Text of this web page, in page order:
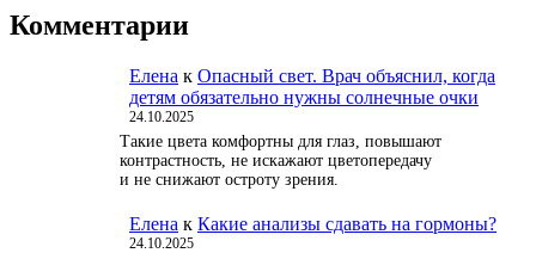
Комментарии
Елена к Опасный свет. Врач объяснил, когда
детям обязательно нужны солнечные очки
24.10.2025
Такие цвета комфортны для глаз, повышают
контрастность, не искажают цветопередачу
и не снижают остроту зрения.
Елена к Какие анализы сдавать на гормоны?
24.10.2025